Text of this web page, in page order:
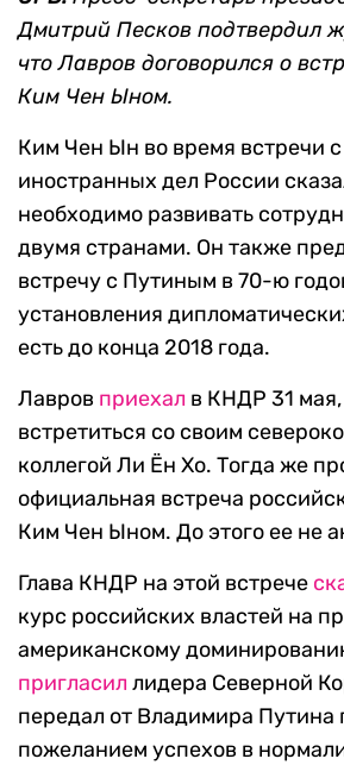
Дмитрий Песков подтвердил
что Лавров договорился о
Ким Чен Ыном.
Ким Чен Ын во время встречи
иностранных дел России
необходимо развивать
двумя странами. Он также
встречу с Путиным в 70-ю
установления
есть до конца 2018 года.
Лавров приехал в КНДР 31
встретиться со своим
коллегой Ли Ён Хо. Тогда же
официальная встреча
Ким Чен Ыном. До этого ее не
Глава КНДР на этой встрече
курс российских властей на
американскому
пригласил лидера Северной
передал от Владимира Путина
пожеланием успехов в